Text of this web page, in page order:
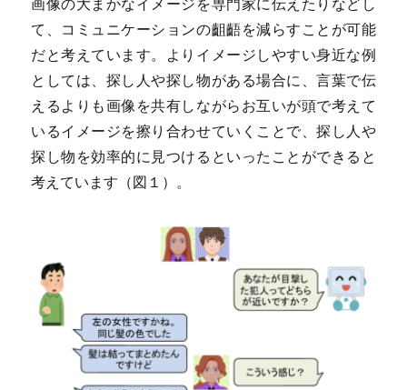
画像の大まかなイメージを専門家に伝えたりなどし
て、コミュニケーションの齟齬を減らすことが可能
だと考えています。よりイメージしやすい身近な例
としては、探し人や探し物がある場合に、言葉で伝
えるよりも画像を共有しながらお互いが頭で考えて
いるイメージを擦り合わせていくことで、探し人や
探し物を効率的に見つけるといったことができると
考えています（図１）。